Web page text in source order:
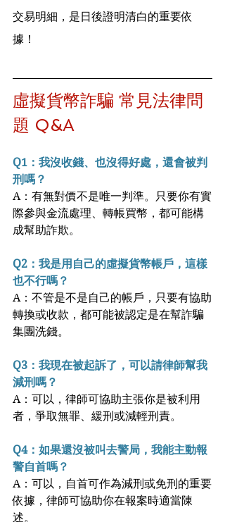
交易明細，是日後證明清白的重要依
據！
虛擬貨幣詐騙 常見法律問
題 Q&A
Q1：我沒收錢、也沒得好處，還會被判
刑嗎？
A：有無對價不是唯一判準。只要你有實
際參與金流處理、轉帳買幣，都可能構
成幫助詐欺。
Q2：我是用自己的虛擬貨幣帳戶，這樣
也不行嗎？
A：不管是不是自己的帳戶，只要有協助
轉換或收款，都可能被認定是在幫詐騙
集團洗錢。
Q3：我現在被起訴了，可以請律師幫我
減刑嗎？
A：可以，律師可協助主張你是被利用
者，爭取無罪、緩刑或減輕刑責。
Q4：如果還沒被叫去警局，我能主動報
警自首嗎？
A：可以，自首可作為減刑或免刑的重要
依據，律師可協助你在報案時適當陳
述。